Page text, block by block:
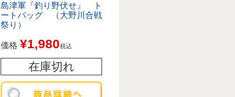
島津軍『釣り野伏せ』 ト
ートバッグ （大野川合戦
祭り）
価格 ¥1,980税込
在庫切れ